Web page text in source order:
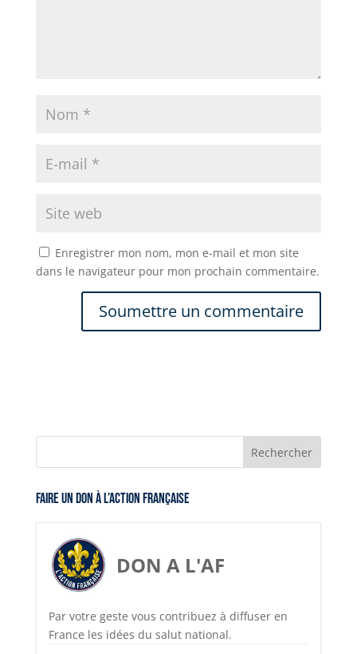
Enregistrer mon nom, mon e-mail et mon site
dans le navigateur pour mon prochain commentaire.
Faire un don à l’Action Française
DON A L'AF
Par votre geste vous contribuez à diffuser en
France les idées du salut national.